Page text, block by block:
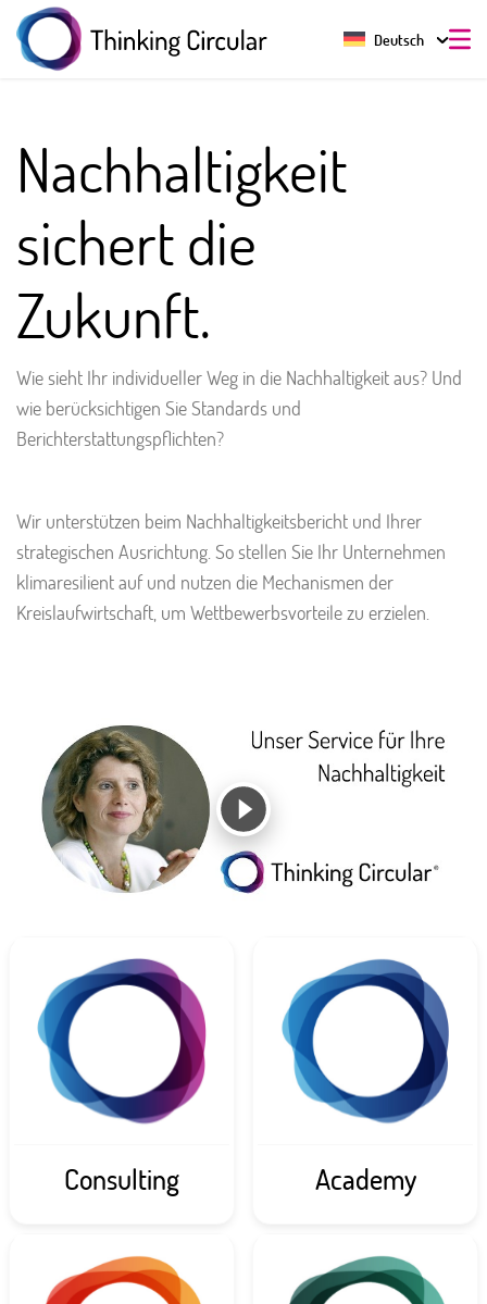
Deutsch
Nachhaltigkeit
sichert die
Zukunft.
Wie sieht Ihr individueller Weg in die Nachhaltigkeit aus? Und
wie berücksichtigen Sie Standards und
Berichterstattungspflichten?
Wir unterstützen beim Nachhaltigkeitsbericht und Ihrer
strategischen Ausrichtung. So stellen Sie Ihr Unternehmen
klimaresilient auf und nutzen die Mechanismen der
Kreislaufwirtschaft, um Wettbewerbsvorteile zu erzielen.
Consulting Academy